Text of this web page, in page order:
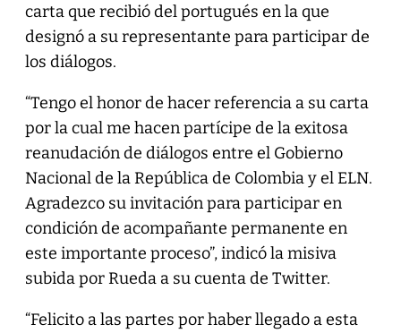
carta que recibió del portugués en la que
designó a su representante para participar de
los diálogos.
“Tengo el honor de hacer referencia a su carta
por la cual me hacen partícipe de la exitosa
reanudación de diálogos entre el Gobierno
Nacional de la República de Colombia y el ELN.
Agradezco su invitación para participar en
condición de acompañante permanente en
este importante proceso”, indicó la misiva
subida por Rueda a su cuenta de Twitter.
“Felicito a las partes por haber llegado a esta